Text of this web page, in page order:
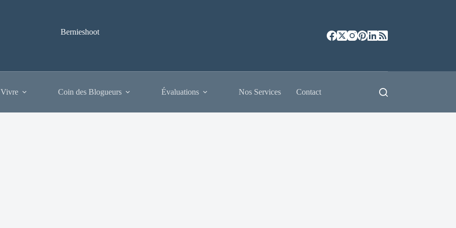
Bernieshoot
Coin des Blogueurs Évaluations Nos Services Contact